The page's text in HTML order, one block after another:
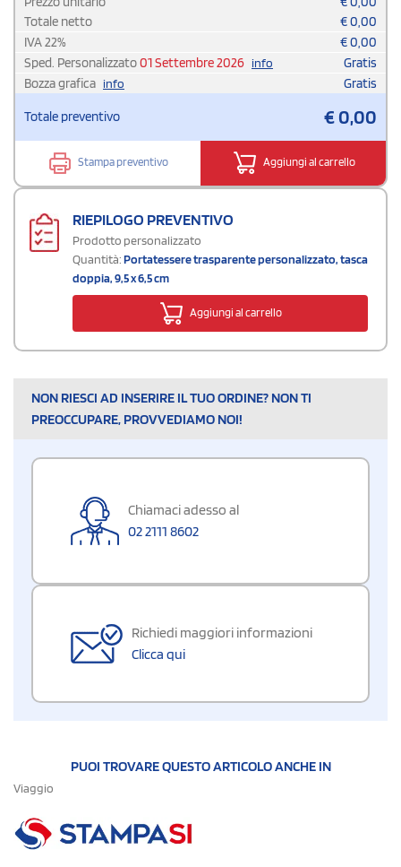
Totale netto
€0,00
IVA22% €0,00
Sped. Personalizzato01 Settembre 2026 info
Gratis
Bozza grafica info Gratis
Totale preventivo €0,00
Stampa preventivo Aggiungi al carrello
RIEPILOGO PREVENTIVO
Prodotto personalizzato
Quantità:Portatessere trasparente personalizzato, tasca
doppia, 9,5 x 6,5 cm
Aggiungi al carrello
NON RIESCI AD INSERIRE IL TUO ORDINE? NON TI
PREOCCUPARE, PROVVEDIAMO NOI!
Chiamaci adesso al
02 2111 8602
Richiedi maggiori informazioni
Clicca qui
PUOI TROVARE QUESTO ARTICOLO ANCHE IN
Viaggio